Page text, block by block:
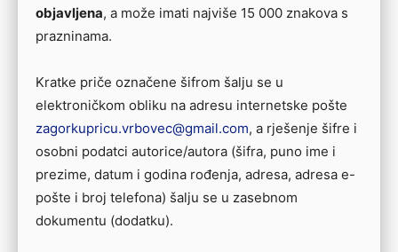
objavljena, a može imati najviše 15 000 znakova s
prazninama.
Kratke priče označene šifrom šalju se u
elektroničkom obliku na adresu internetske pošte
zagorkupricu.vrbovec@gmail.com, a rješenje šifre i
osobni podatci autorice/autora (šifra, puno ime i
prezime, datum i godina rođenja, adresa, adresa e-
pošte i broj telefona) šalju se u zasebnom
dokumentu (dodatku).